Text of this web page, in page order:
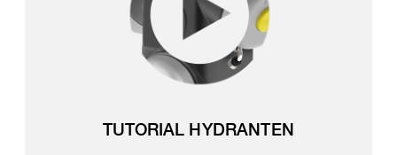
TUTORIAL HYDRANTEN